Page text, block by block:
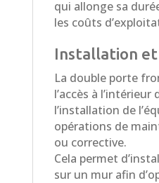
qui allonge sa
les coûts
Installation
La double porte
l’accès à l’intérieur
l’installation de
opérations de
ou corrective.
Cela permet
sur un mur afin